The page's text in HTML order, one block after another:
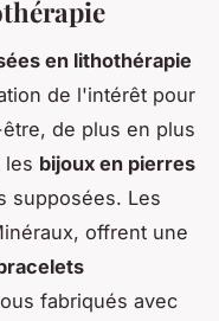
en lithothérapie
de l'intérêt pour
de plus en plus
les bijoux en pierres
supposées. Les
offrent une
fabriqués avec